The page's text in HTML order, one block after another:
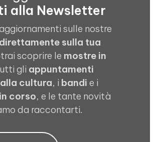
alla Newsletter
sulle nostre
direttamente sulla tua
scoprire le mostre in
gli appuntamenti
cultura, i bandi e i
corso, e le tante novità
da raccontarti.